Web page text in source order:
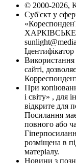
© 2000-2026,
Суб'єкт у
ХАРКІВСЬКЕ
Використання
сайті,
При
і світу» , для
відкрите для
Посилання
повного або
розміщена в
матеріалу.
Новини з